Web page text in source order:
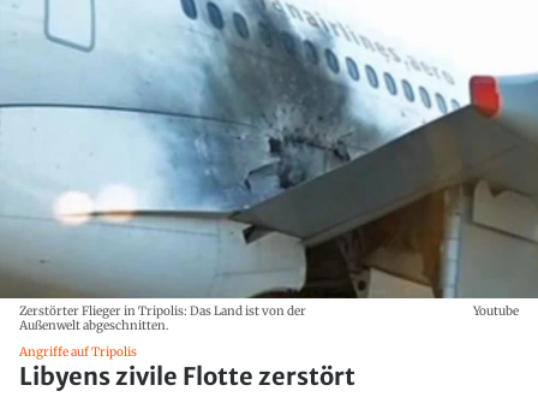
Zerstörter Flieger in Tripolis: Das Land ist von der
Außenwelt abgeschnitten.
Youtube
Angriffe auf Tripolis
Libyens zivile Flotte zerstört